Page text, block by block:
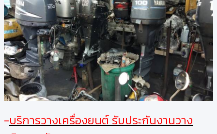
-บริการวางเครื่องยนต์ รับประกันงานวาง